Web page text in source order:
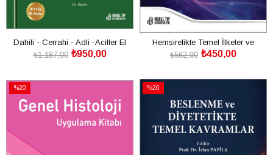
Dahili - Cerrahi - Adli -Aciller El
Kitabı 10.Baskı
₺950,00
₺1.187,00
Hemşirelikte Temel İlkeler ve
Uygulamalar
₺450,00
₺562,00
%20
İndirim
%20İndirim
%20
%20İndirim